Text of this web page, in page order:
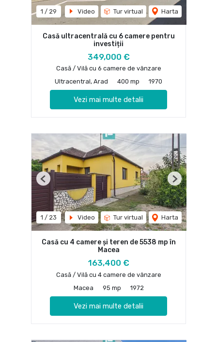
1 / 29 Video Tur virtual Harta
Casă ultracentrală cu 6 camere pentru
investiții
349,000 €
Casă / Vilă cu 6 camere de vânzare
Ultracentral, Arad
400 mp 1970
Vezi mai multe detalii
1 / 23 Video Tur virtual Harta
Previous Next
Casă cu 4 camere și teren de 5538 mp în
Macea
163,400 €
Casă / Vilă cu 4 camere de vânzare
Macea
95 mp 1972
Vezi mai multe detalii